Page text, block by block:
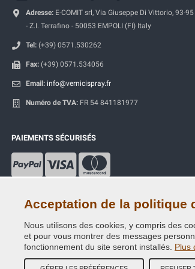
Adresse: E-COMIT srl, Via Giuseppe Di Vittorio, 93-95
- Z.I. Terrafino - 50053 EMPOLI (FI) Italy
Tel: (+39) 0571.530262
Fax: (+39) 0571.534056
Email: info@vernicispray.fr
Numéro de TVA: FR 54 841181977
PAIEMENTS SÉCURISÉS
Copyright © 2014 - 2026. All Rights Reserved.
Visiteurs online: 473
Acceptation de la politique
Nous utilisons des cookies, y compris des
et pour vous montrer des messages
fonctionnement du site seront installés. Plus